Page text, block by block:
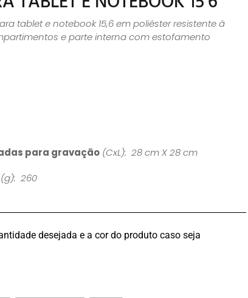
tablet e notebook 15,6 em poliéster resistente à
e parte interna com estofamento
para gravação (CxL): 28 cm X 28 cm
(g): 260
desejada e a cor do produto caso seja